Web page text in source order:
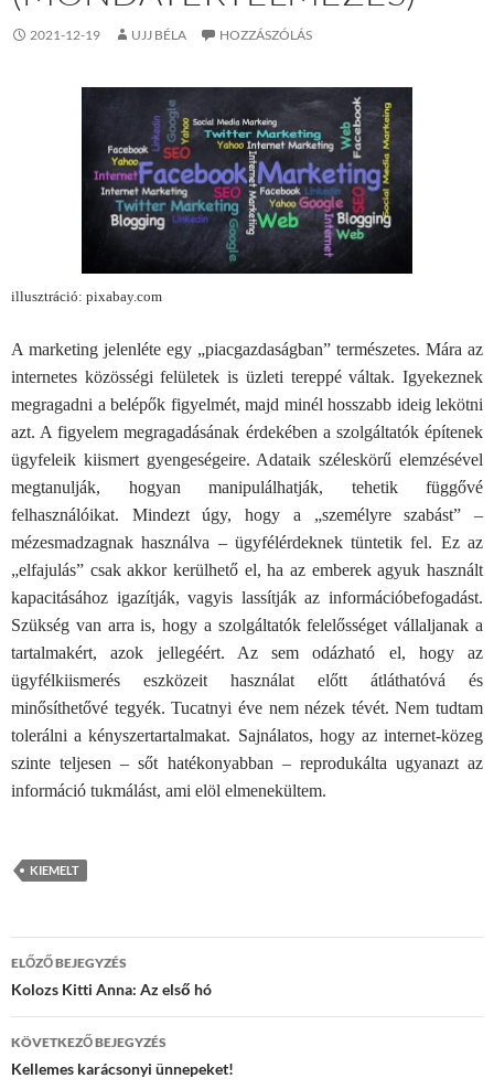
2021-12-19 UJJ BÉLA HOZZÁSZÓLÁS
illusztráció: pixabay.com
A marketing jelenléte egy „piacgazdaságban” természetes. Mára az
internetes közösségi felületek is üzleti tereppé váltak. Igyekeznek
megragadni a belépők figyelmét, majd minél hosszabb ideig lekötni
azt. A figyelem megragadásának érdekében a szolgáltatók építenek
ügyfeleik kiismert gyengeségeire. Adataik széleskörű elemzésével
megtanulják, hogyan manipulálhatják, tehetik függővé
felhasználóikat. Mindezt úgy, hogy a „személyre szabást” –
mézesmadzagnak használva – ügyfélérdeknek tüntetik fel. Ez az
„elfajulás” csak akkor kerülhető el, ha az emberek agyuk használt
kapacitásához igazítják, vagyis lassítják az információbefogadást.
Szükség van arra is, hogy a szolgáltatók felelősséget vállaljanak a
tartalmakért, azok jellegéért. Az sem odázható el, hogy az
ügyfélkiismerés eszközeit használat előtt átláthatóvá és
minősíthetővé tegyék. Tucatnyi éve nem nézek tévét. Nem tudtam
tolerálni a kényszertartalmakat. Sajnálatos, hogy az internet-közeg
szinte teljesen – sőt hatékonyabban – reprodukálta ugyanazt az
információ tukmálást, ami elöl elmenekültem.
KIEMELT
Bejegyzések
navigációja
ELŐZŐ BEJEGYZÉS
Kolozs Kitti Anna: Az első hó
KÖVETKEZŐ BEJEGYZÉS
Kellemes karácsonyi ünnepeket!